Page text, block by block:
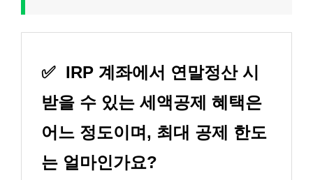
✅ IRP 계좌에서 연말정산 시
받을 수 있는 세액공제 혜택은
어느 정도이며, 최대 공제 한도
는 얼마인가요?